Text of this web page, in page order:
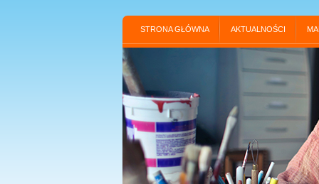
STRONA GŁÓWNA AKTUALNOŚCI